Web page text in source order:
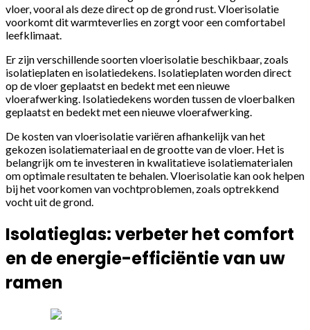
vloer, vooral als deze direct op de grond rust. Vloerisolatie
voorkomt dit warmteverlies en zorgt voor een comfortabel
leefklimaat.
Er zijn verschillende soorten vloerisolatie beschikbaar, zoals
isolatieplaten en isolatiedekens. Isolatieplaten worden direct
op de vloer geplaatst en bedekt met een nieuwe
vloerafwerking. Isolatiedekens worden tussen de vloerbalken
geplaatst en bedekt met een nieuwe vloerafwerking.
De kosten van vloerisolatie variëren afhankelijk van het
gekozen isolatiemateriaal en de grootte van de vloer. Het is
belangrijk om te investeren in kwalitatieve isolatiematerialen
om optimale resultaten te behalen. Vloerisolatie kan ook helpen
bij het voorkomen van vochtproblemen, zoals optrekkend
vocht uit de grond.
Isolatieglas: verbeter het comfort
en de energie-efficiëntie van uw
ramen